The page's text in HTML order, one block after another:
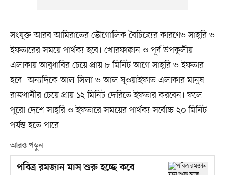
সংযুক্ত আরব আমিরাতের ভৌগোলিক বৈচিত্র্যের কারণেও সাহ্‌রি ও
ইফতারের সময়ে পার্থক্য হবে। খোরফাক্কান ও পূর্ব উপকূলীয়
এলাকায় আবুধাবির চেয়ে প্রায় ৮ মিনিট আগে সাহ্‌রি ও ইফতার
হবে। অন্যদিকে আল সিলা ও আল ঘুওয়াইফাত এলাকার মানুষ
রাজধানীর চেয়ে প্রায় ১২ মিনিট দেরিতে ইফতার করবেন। ফলে
পুরো দেশে সাহ্‌রি ও ইফতারে সময়ের পার্থক্য সর্বোচ্চ ২০ মিনিট
পর্যন্ত হতে পারে।
আরও পড়ুন
পবিত্র রমজান মাস শুরু হচ্ছে কবে